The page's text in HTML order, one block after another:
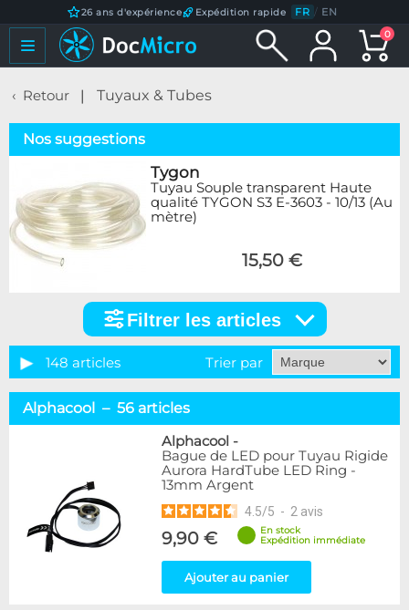
26 ans d'expérience Expédition rapide FR / EN
0
Retour Tuyaux & Tubes
Nos suggestions
Tygon
Tuyau Souple transparent Haute
qualité TYGON S3 E-3603 - 10/13 (Au
mètre)
15,50 €
articles
Catégorie
Tuyaux souples
37
Accessoires pour tuyaux
59
Marque
Alphacool
56
DocMicro
27
17
2
Filtrer les articles
148 articles Trier par
Alphacool – 56 articles
Alphacool -
Bague de LED pour Tuyau Rigide
Aurora HardTube LED Ring -
13mm Argent
4.5/5 - 2 avis
9,90 €
En stock
Expédition immédiate
Ajouter au panier